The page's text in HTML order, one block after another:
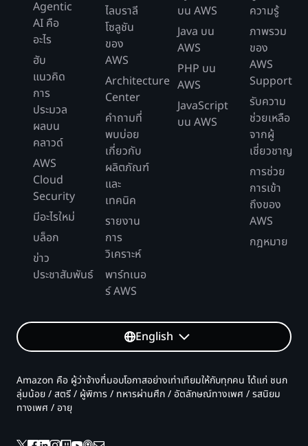
Agentic
AI คือ
อะไร
ฮับ
แนวคิด
การ
ประมวล
ผลบน
คลาวด์
AWS
Cloud
Security
มีอะไรใหม่
บล็อก
ข่าว
ประชาสัมพันธ์
ไลบราลี
โซลูชัน
ของ
AWS
Architecture
Center
คำถามที่
พบบ่อย
เกี่ยวกับ
ผลิตภัณฑ์
และ
เทคนิค
รายงาน
การ
วิเคราะห์
พาร์ทเนอ
ร์ AWS
บน AWS
Java บน
AWS
PHP บน
AWS
JavaScript
บน AWS
ความรู้
ภาพรวม
ของ
AWS
Support
รับความ
ช่วยเหลือ
จากผู้
เชี่ยวชาญ
การช่วย
การเข้า
ถึงของ
AWS
กฎหมาย
English
Amazon คือ ผู้ว่าจ้างที่มอบโอกาสอย่างเท่าเทียมให้กับทุกคน ได้แก่ ชนก
ลุ่มน้อย / สตรี / ผู้พิการ / ทหารผ่านศึก / อัตลักษณ์ทางเพศ / รสนิยม
ทางเพศ / อายุ